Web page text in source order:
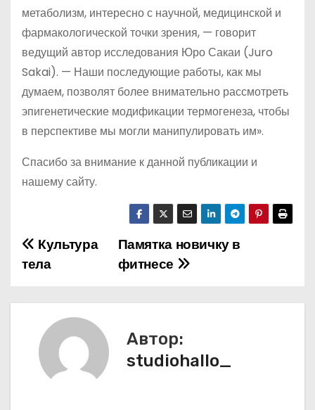
метаболизм, интересно с научной, медицинской и
фармакологической точки зрения, — говорит
ведущий автор исследования Юро Сакаи (Juro
Sakai). — Наши последующие работы, как мы
думаем, позволят более внимательно рассмотреть
эпигенетические модификации термогенеза, чтобы
в перспективе мы могли манипулировать им».
Спасибо за внимание к данной публикации и
нашему сайту.
Н
в
Памятка новичку в
фитнесе
Культура
тела
Автор:
studiohallo_